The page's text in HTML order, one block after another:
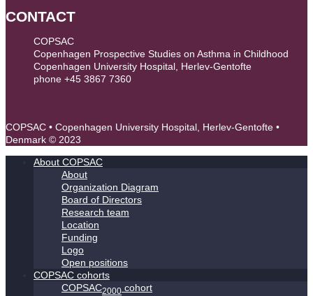
CONTACT
COPSAC
Copenhagen Prospective Studies on Asthma in Childhood
Copenhagen University Hospital, Herlev-Gentofte
phone +45 3867 7360
COPSAC • Copenhagen University Hospital, Herlev-Gentofte •
Denmark © 2023
About COPSAC
About
Organization Diagram
Board of Directors
Research team
Location
Funding
Logo
Open positions
COPSAC cohorts
COPSAC2000 cohort